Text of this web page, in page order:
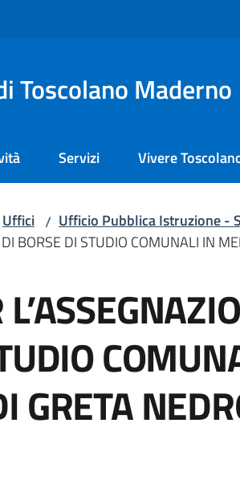
Toscolano Maderno
Servizi Vivere
Uffici / Ufficio Pubblica Istruzione -
BORSE DI STUDIO COMUNALI IN
GRETA